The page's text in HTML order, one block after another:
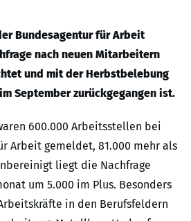
Bundesagentur für Arbeit
nach neuen Mitarbeitern
und mit der Herbstbelebung
September zurückgegangen ist.
600.000 Arbeitsstellen bei
Arbeit gemeldet, 81.000 mehr als
liegt die Nachfrage
um 5.000 im Plus. Besonders
in den Berufsfeldern